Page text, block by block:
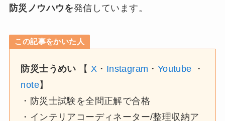
防災ノウハウを発信しています。
この記事をかいた人
防災士うめい 【 X ・ Instagram ・ Youtube ・
note】
・防災士試験を全問正解で合格
・インテリアコーディネーター/整理収納ア